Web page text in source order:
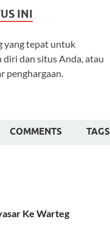
INI
yang tepat untuk
diri dan situs Anda, atau
penghargaan.
COMMENTS TAGS
Ke Warteg